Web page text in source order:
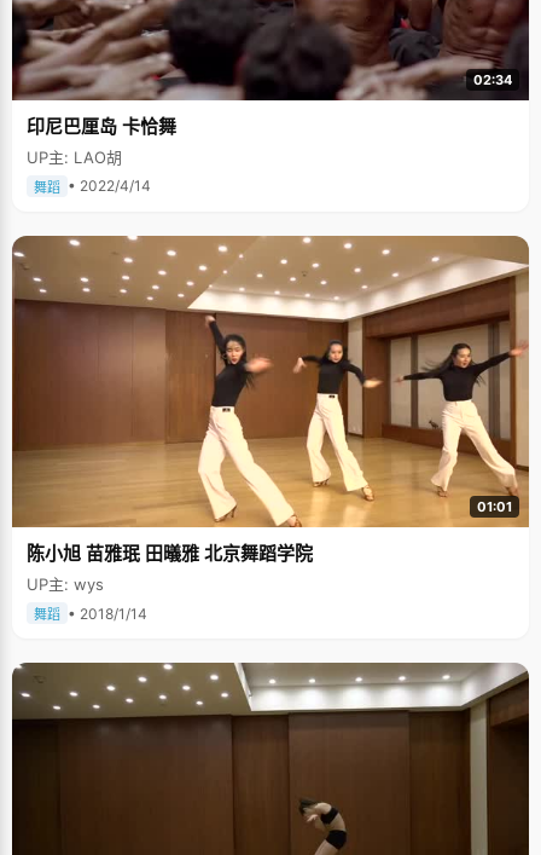
02:34
印尼巴厘岛 卡恰舞
UP主: LAO胡
舞蹈 • 2022/4/14
01:01
陈小旭 苗雅珉 田㬢雅 北京舞蹈学院
UP主: wys
舞蹈 • 2018/1/14